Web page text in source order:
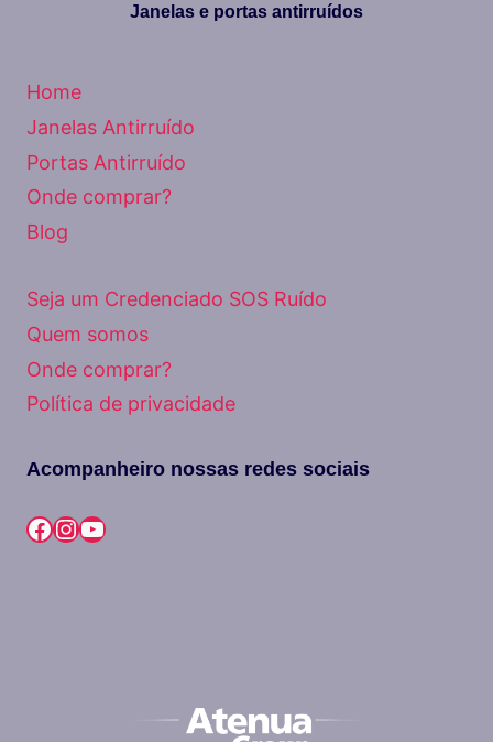
Janelas e portas antirruídos
Home
Janelas Antirruído
Portas Antirruído
Onde comprar?
Blog
Seja um Credenciado SOS Ruído
Quem somos
Onde comprar?
Política de privacidade
Acompanheiro nossas redes sociais
Facebook
Instagram
Youtube